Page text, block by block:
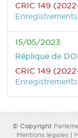
CRIC 149
15/05/2023
Réplique de
CRIC 149
© Copyright
Mentions légales|